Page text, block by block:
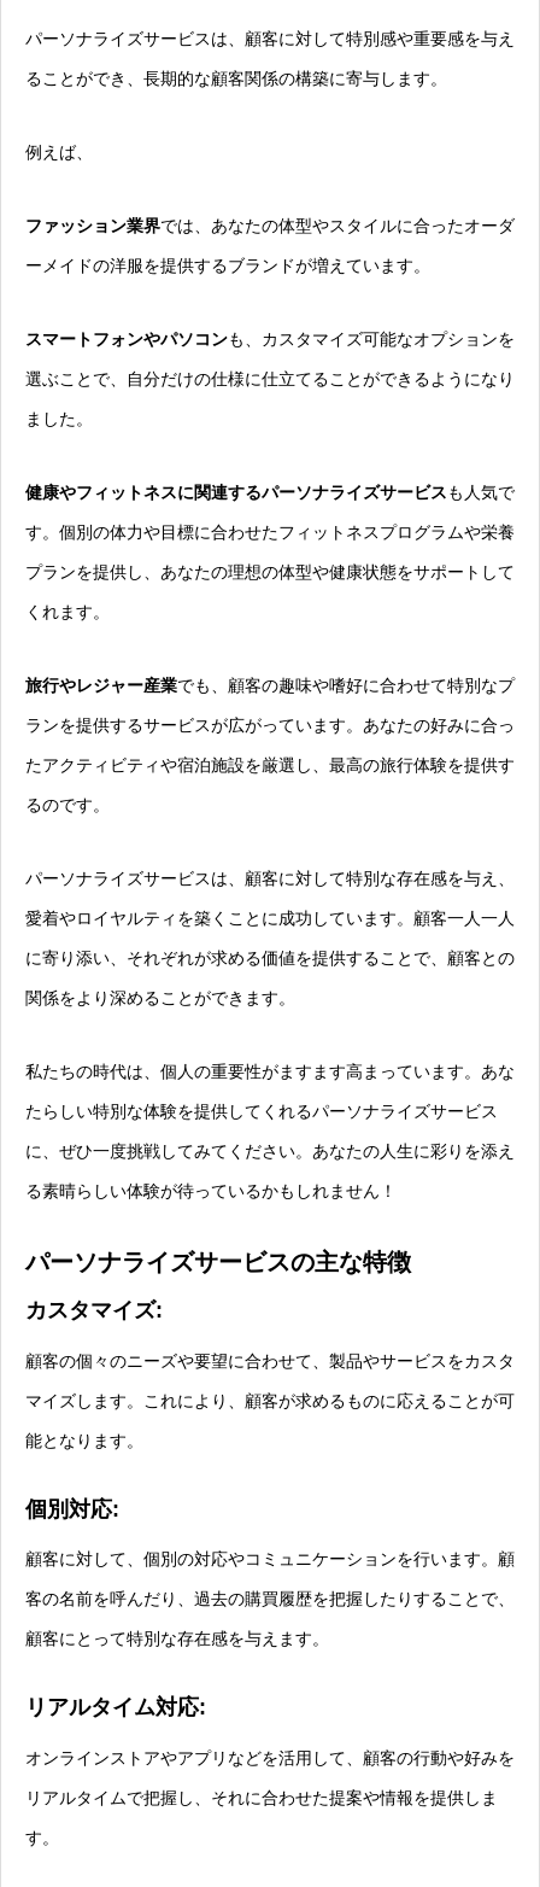
パーソナライズサービスは、顧客に対して特別感や重要感を与え
ることができ、長期的な顧客関係の構築に寄与します。
例えば、
ファッション業界では、あなたの体型やスタイルに合ったオーダ
ーメイドの洋服を提供するブランドが増えています。
スマートフォンやパソコンも、カスタマイズ可能なオプションを
選ぶことで、自分だけの仕様に仕立てることができるようになり
ました。
健康やフィットネスに関連するパーソナライズサービスも人気で
す。個別の体力や目標に合わせたフィットネスプログラムや栄養
プランを提供し、あなたの理想の体型や健康状態をサポートして
くれます。
旅行やレジャー産業でも、顧客の趣味や嗜好に合わせて特別なプ
ランを提供するサービスが広がっています。あなたの好みに合っ
たアクティビティや宿泊施設を厳選し、最高の旅行体験を提供す
るのです。
パーソナライズサービスは、顧客に対して特別な存在感を与え、
愛着やロイヤルティを築くことに成功しています。顧客一人一人
に寄り添い、それぞれが求める価値を提供することで、顧客との
関係をより深めることができます。
私たちの時代は、個人の重要性がますます高まっています。あな
たらしい特別な体験を提供してくれるパーソナライズサービス
に、ぜひ一度挑戦してみてください。あなたの人生に彩りを添え
る素晴らしい体験が待っているかもしれません！
パーソナライズサービスの主な特徴
カスタマイズ:
顧客の個々のニーズや要望に合わせて、製品やサービスをカスタ
マイズします。これにより、顧客が求めるものに応えることが可
能となります。
個別対応:
顧客に対して、個別の対応やコミュニケーションを行います。顧
客の名前を呼んだり、過去の購買履歴を把握したりすることで、
顧客にとって特別な存在感を与えます。
リアルタイム対応:
オンラインストアやアプリなどを活用して、顧客の行動や好みを
リアルタイムで把握し、それに合わせた提案や情報を提供しま
す。